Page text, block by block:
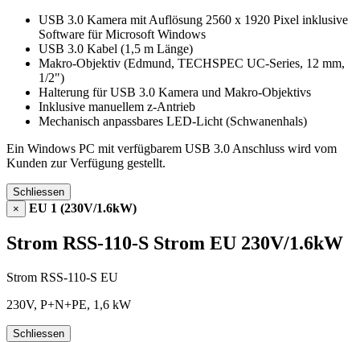
USB 3.0 Kamera mit Auflösung 2560 x 1920 Pixel inklusive
Software für Microsoft Windows
USB 3.0 Kabel (1,5 m Länge)
Makro-Objektiv (Edmund, TECHSPEC UC-Series, 12 mm,
1/2")
Halterung für USB 3.0 Kamera und Makro-Objektivs
Inklusive manuellem z-Antrieb
Mechanisch anpassbares LED-Licht (Schwanenhals)
Ein Windows PC mit verfügbarem USB 3.0 Anschluss wird vom
Kunden zur Verfügung gestellt.
Schliessen
×
EU 1 (230V/1.6kW)
Strom RSS-110-S Strom EU 230V/1.6kW
Strom RSS-110-S EU
230V, P+N+PE, 1,6 kW
Schliessen